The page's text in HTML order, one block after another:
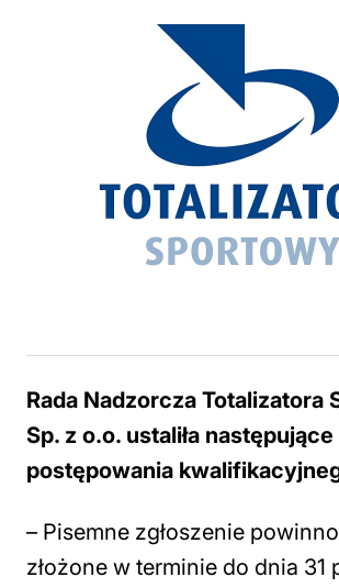
Rada Nadzorcza Totalizatora
Sp. z o.o. ustaliła
postępowania
– Pisemne zgłoszenie
złożone w terminie do dnia 31